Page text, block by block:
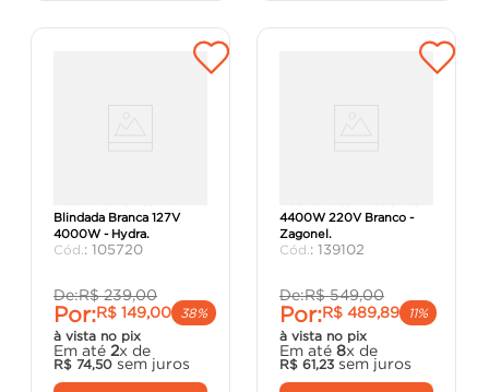
Blindada Branca 127V
4000W - Hydra.
: 105720
De:R$ 239,00
Por:R$ 149,00
38%
à vista no pix
Em até 2x de
R$ 74,50 sem juros
4400W 220V Branco -
Zagonel.
: 139102
De:R$ 549,00
Por:R$ 489,89
11%
à vista no pix
Em até 8x de
R$ 61,23 sem juros